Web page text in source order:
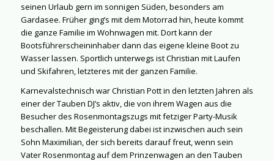
seinen Urlaub gern im sonnigen Süden, besonders am
Gardasee. Früher ging’s mit dem Motorrad hin, heute kommt
die ganze Familie im Wohnwagen mit. Dort kann der
Bootsführerscheininhaber dann das eigene kleine Boot zu
Wasser lassen. Sportlich unterwegs ist Christian mit Laufen
und Skifahren, letzteres mit der ganzen Familie.
Karnevalstechnisch war Christian Pott in den letzten Jahren als
einer der Tauben DJ’s aktiv, die von ihrem Wagen aus die
Besucher des Rosenmontagszugs mit fetziger Party-Musik
beschallen. Mit Begeisterung dabei ist inzwischen auch sein
Sohn Maximilian, der sich bereits darauf freut, wenn sein
Vater Rosenmontag auf dem Prinzenwagen an den Tauben